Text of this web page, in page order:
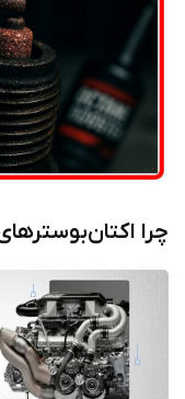
چرا